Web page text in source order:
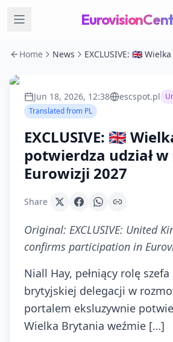
Home News
Jun 18, 2026, 12:38 escspot.pl
Translated from PL
EXCLUSIVE: 🇬🇧
potwierdza udział w
Eurowizji 2027
Share
Original: EXCLUSIVE: United
confirms participation in
Niall Hay, pełniący rolę
brytyjskiej delegacji w
portalem eksluzywnie
Wielka Brytania weźmie […]